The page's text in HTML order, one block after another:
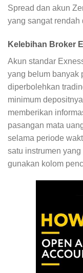
Spread dan akun
yang sangat rendah
Kelebihan Broker
Akun standar
yang belum banyak
diperbolehkan
minimum
memberikan
pasangan mata
selama periode
satu instrumen
gunakan kolom